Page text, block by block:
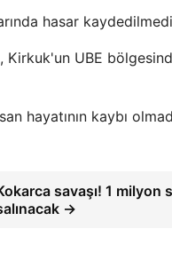
hasar
Kirkuk'un UBE
hayatının kaybı
savaşı! 1 milyon
→